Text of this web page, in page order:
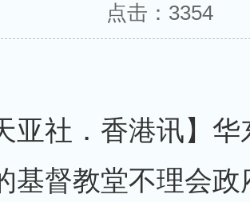
点击： 3354
社．香港讯】华
基督教堂不理会政